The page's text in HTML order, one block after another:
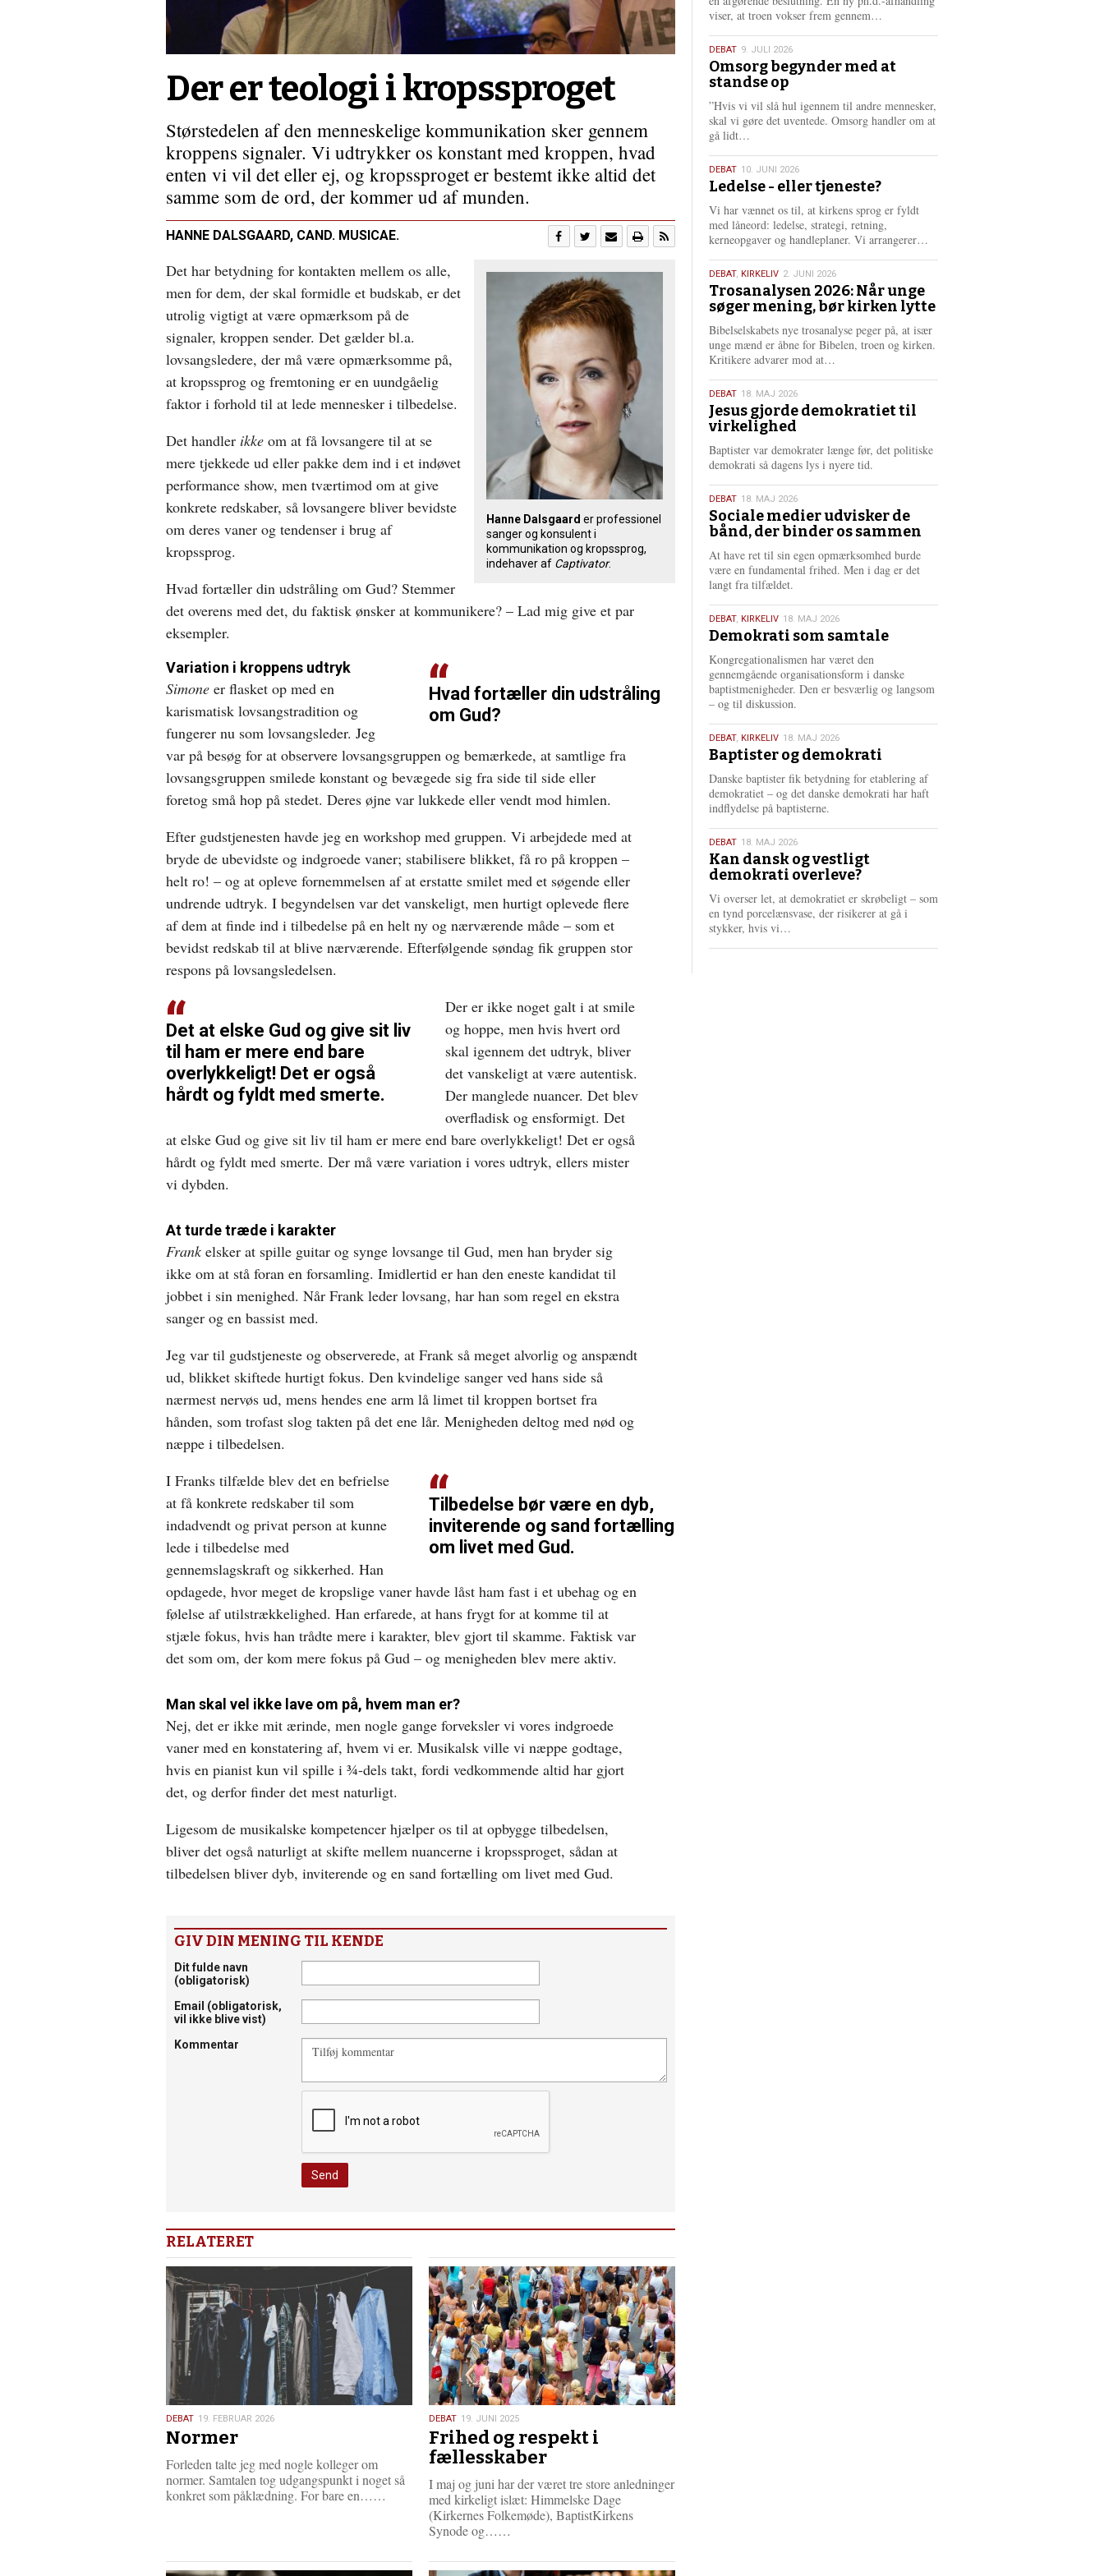
Der er teologi i kropssproget
Størstedelen af den menneskelige kommunikation sker gennem
kroppens signaler. Vi udtrykker os konstant med kroppen, hvad
enten vi vil det eller ej, og kropssproget er bestemt ikke altid det
samme som de ord, der kommer ud af munden.
HANNE DALSGAARD, CAND. MUSICAE.
Hanne Dalsgaard er professionel
sanger og konsulent i
kommunikation og kropssprog,
indehaver af Captivator.
Det har betydning for kontakten mellem os alle,
men for dem, der skal formidle et budskab, er det
utrolig vigtigt at være opmærksom på de
signaler, kroppen sender. Det gælder bl.a.
lovsangsledere, der må være opmærksomme på,
at kropssprog og fremtoning er en uundgåelig
faktor i forhold til at lede mennesker i tilbedelse.
Det handler ikke om at få lovsangere til at se
mere tjekkede ud eller pakke dem ind i et indøvet
performance show, men tværtimod om at give
konkrete redskaber, så lovsangere bliver bevidste
om deres vaner og tendenser i brug af
kropssprog.
Hvad fortæller din udstråling om Gud? Stemmer
det overens med det, du faktisk ønsker at kommunikere? – Lad mig give et par
eksempler.
Hvad fortæller din udstråling
om Gud?
Variation i kroppens udtryk
Simone er flasket op med en
karismatisk lovsangstradition og
fungerer nu som lovsangsleder. Jeg
var på besøg for at observere lovsangsgruppen og bemærkede, at samtlige fra
lovsangsgruppen smilede konstant og bevægede sig fra side til side eller
foretog små hop på stedet. Deres øjne var lukkede eller vendt mod himlen.
Efter gudstjenesten havde jeg en workshop med gruppen. Vi arbejdede med at
bryde de ubevidste og indgroede vaner; stabilisere blikket, få ro på kroppen –
helt ro! – og at opleve fornemmelsen af at erstatte smilet med et søgende eller
undrende udtryk. I begyndelsen var det vanskeligt, men hurtigt oplevede flere
af dem at finde ind i tilbedelse på en helt ny og nærværende måde – som et
bevidst redskab til at blive nærværende. Efterfølgende søndag fik gruppen stor
respons på lovsangsledelsen.
Det at elske Gud og give sit liv
til ham er mere end bare
overlykkeligt! Det er også
hårdt og fyldt med smerte.
Der er ikke noget galt i at smile
og hoppe, men hvis hvert ord
skal igennem det udtryk, bliver
det vanskeligt at være autentisk.
Der manglede nuancer. Det blev
overfladisk og ensformigt. Det
at elske Gud og give sit liv til ham er mere end bare overlykkeligt! Det er også
hårdt og fyldt med smerte. Der må være variation i vores udtryk, ellers mister
vi dybden.
At turde træde i karakter
Frank elsker at spille guitar og synge lovsange til Gud, men han bryder sig
ikke om at stå foran en forsamling. Imidlertid er han den eneste kandidat til
jobbet i sin menighed. Når Frank leder lovsang, har han som regel en ekstra
sanger og en bassist med.
Jeg var til gudstjeneste og observerede, at Frank så meget alvorlig og anspændt
ud, blikket skiftede hurtigt fokus. Den kvindelige sanger ved hans side så
nærmest nervøs ud, mens hendes ene arm lå limet til kroppen bortset fra
hånden, som trofast slog takten på det ene lår. Menigheden deltog med nød og
næppe i tilbedelsen.
Tilbedelse bør være en dyb,
inviterende og sand fortælling
om livet med Gud.
I Franks tilfælde blev det en befrielse
at få konkrete redskaber til som
indadvendt og privat person at kunne
lede i tilbedelse med
gennemslagskraft og sikkerhed. Han
opdagede, hvor meget de kropslige vaner havde låst ham fast i et ubehag og en
følelse af utilstrækkelighed. Han erfarede, at hans frygt for at komme til at
stjæle fokus, hvis han trådte mere i karakter, blev gjort til skamme. Faktisk var
det som om, der kom mere fokus på Gud – og menigheden blev mere aktiv.
Man skal vel ikke lave om på, hvem man er?
Nej, det er ikke mit ærinde, men nogle gange forveksler vi vores indgroede
vaner med en konstatering af, hvem vi er. Musikalsk ville vi næppe godtage,
hvis en pianist kun vil spille i ¾-dels takt, fordi vedkommende altid har gjort
det, og derfor finder det mest naturligt.
Ligesom de musikalske kompetencer hjælper os til at opbygge tilbedelsen,
bliver det også naturligt at skifte mellem nuancerne i kropssproget, sådan at
tilbedelsen bliver dyb, inviterende og en sand fortælling om livet med Gud.
GIV DIN MENING TIL KENDE
Dit fulde navn
(obligatorisk)
Email (obligatorisk,
vil ikke blive vist)
Kommentar
RELATERET
19.
februar
DEBAT 19. FEBRUAR 2026
Normer
Forleden talte jeg med nogle kolleger om
normer. Samtalen tog udgangspunkt i noget så
konkret som påklædning. For bare en……
r
19.
juni
2025
DEBAT 19. JUNI 2025
Frihed og respekt i
fællesskaber
I maj og juni har der været tre store anledninger
med kirkeligt islæt: Himmelske Dage
(Kirkernes Folkemøde), BaptistKirkens
Synode og……
s
viser, at troen vokser frem gennem…
e
e
9.
juli
2026
DEBAT 9. JULI 2026
Omsorg begynder med at
standse op
”Hvis vi vil slå hul igennem til andre mennesker,
skal vi gøre det uventede. Omsorg handler om at
gå lidt…
s
e
r
e
10.
juni
2026
DEBAT 10. JUNI 2026
Ledelse - eller tjeneste?
Vi har vænnet os til, at kirkens sprog er fyldt
med låneord: ledelse, strategi, retning,
kerneopgaver og handleplaner. Vi arrangerer…
r
e
2.
juni
2026
DEBAT, KIRKELIV 2. JUNI 2026
Trosanalysen 2026: Når unge
søger mening, bør kirken lytte
Bibelselskabets nye trosanalyse peger på, at især
unge mænd er åbne for Bibelen, troen og kirken.
Kritikere advarer mod at…
e
e
18.
maj
2026
DEBAT 18. MAJ 2026
Jesus gjorde demokratiet til
virkelighed
Baptister var demokrater længe før, det politiske
demokrati så dagens lys i nyere tid.
18.
maj
2026
DEBAT 18. MAJ 2026
Sociale medier udvisker de
bånd, der binder os sammen
At have ret til sin egen opmærksomhed burde
være en fundamental frihed. Men i dag er det
langt fra tilfældet.
18.
maj
2026
DEBAT, KIRKELIV 18. MAJ 2026
Demokrati som samtale
Kongregationalismen har været den
gennemgående organisationsform i danske
baptistmenigheder. Den er besværlig og langsom
– og til diskussion.
18.
maj
2026
DEBAT, KIRKELIV 18. MAJ 2026
Baptister og demokrati
Danske baptister fik betydning for etablering af
demokratiet – og det danske demokrati har haft
indflydelse på baptisterne.
18.
maj
2026
DEBAT 18. MAJ 2026
Kan dansk og vestligt
demokrati overleve?
Vi overser let, at demokratiet er skrøbeligt – som
en tynd porcelænsvase, der risikerer at gå i
stykker, hvis vi…